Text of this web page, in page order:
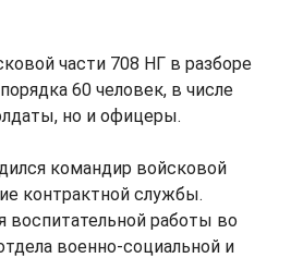
части 708 НГ в разборе
60 человек, в числе
но и офицеры.
командир войсковой
контрактной службы.
воспитательной работы во
военно-социальной и